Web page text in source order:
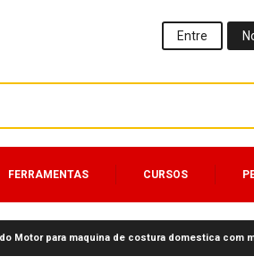
Entre
FERRAMENTAS CURSOS
Motor para maquina de costura domestica com